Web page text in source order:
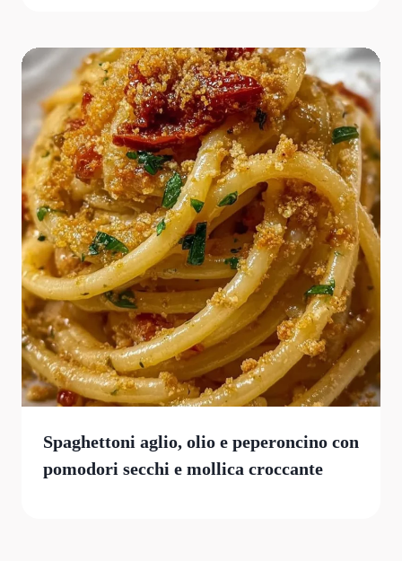
Spaghettoni aglio, olio e peperoncino con
pomodori secchi e mollica croccante